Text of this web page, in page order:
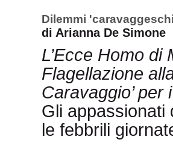
Dilemmi
di Arianna De Simone
L’Ecce Homo di
Flagellazione
Caravaggio’
Gli appassionati
le febbrili